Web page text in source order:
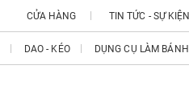
CỬA HÀNG TIN TỨC - SỰ KIỆN
DAO - KÉO DỤNG CỤ LÀM BÁNH